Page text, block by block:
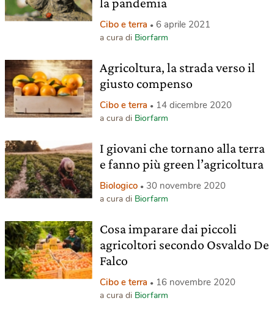
Cibo e terra 6 aprile 2021
a cura di Biorfarm
Agricoltura, la strada verso il
giusto compenso
Cibo e terra 14 dicembre 2020
a cura di Biorfarm
I giovani che tornano alla terra
e fanno più green l’agricoltura
Biologico 30 novembre 2020
a cura di Biorfarm
Cosa imparare dai piccoli
agricoltori secondo Osvaldo De
Falco
Cibo e terra 16 novembre 2020
a cura di Biorfarm